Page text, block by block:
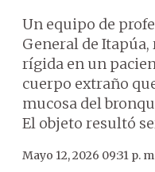
Un equipo de
General de
rígida en un
cuerpo extraño
mucosa del
El objeto resultó
Mayo 12, 2026 09:31 p.